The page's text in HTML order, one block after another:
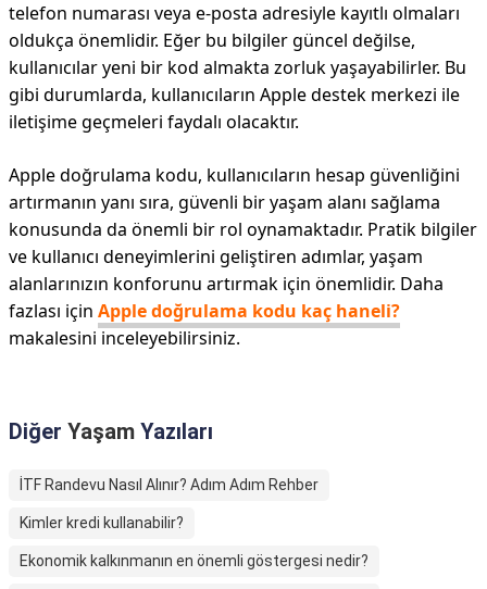
telefon numarası veya e-posta adresiyle kayıtlı olmaları
oldukça önemlidir. Eğer bu bilgiler güncel değilse,
kullanıcılar yeni bir kod almakta zorluk yaşayabilirler. Bu
gibi durumlarda, kullanıcıların Apple destek merkezi ile
iletişime geçmeleri faydalı olacaktır.
Apple doğrulama kodu, kullanıcıların hesap güvenliğini
artırmanın yanı sıra, güvenli bir yaşam alanı sağlama
konusunda da önemli bir rol oynamaktadır. Pratik bilgiler
ve kullanıcı deneyimlerini geliştiren adımlar, yaşam
alanlarınızın konforunu artırmak için önemlidir. Daha
fazlası için Apple doğrulama kodu kaç haneli?
makalesini inceleyebilirsiniz.
Diğer Yaşam Yazıları
İTF Randevu Nasıl Alınır? Adım Adım Rehber
Kimler kredi kullanabilir?
Ekonomik kalkınmanın en önemli göstergesi nedir?